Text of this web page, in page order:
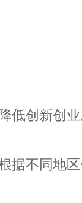
低创新创
据不同地